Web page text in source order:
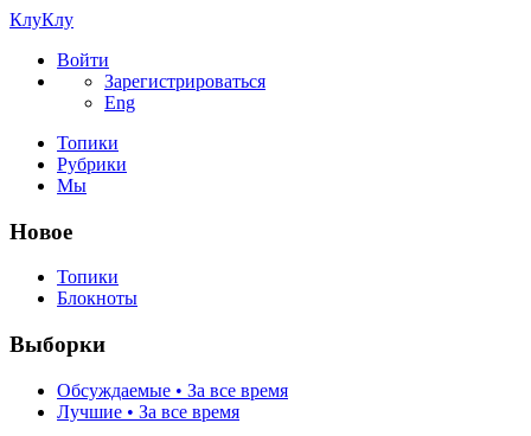
КлуКлу
Войти
Зарегистрироваться
Eng
Топики
Рубрики
Мы
Новое
Топики
Блокноты
Выборки
Обсуждаемые • За все время
Лучшие • За все время